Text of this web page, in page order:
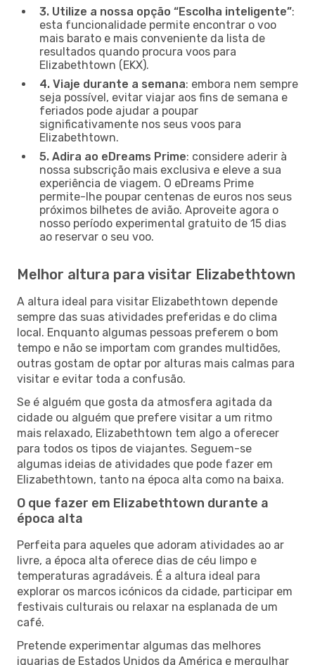
3. Utilize a nossa opção “Escolha inteligente”:
esta funcionalidade permite encontrar o voo
mais barato e mais conveniente da lista de
resultados quando procura voos para
Elizabethtown (EKX).
4. Viaje durante a semana: embora nem sempre
seja possível, evitar viajar aos fins de semana e
feriados pode ajudar a poupar
significativamente nos seus voos para
Elizabethtown.
5. Adira ao eDreams Prime: considere aderir à
nossa subscrição mais exclusiva e eleve a sua
experiência de viagem. O eDreams Prime
permite-lhe poupar centenas de euros nos seus
próximos bilhetes de avião. Aproveite agora o
nosso período experimental gratuito de 15 dias
ao reservar o seu voo.
Melhor altura para visitar Elizabethtown
A altura ideal para visitar Elizabethtown depende
sempre das suas atividades preferidas e do clima
local. Enquanto algumas pessoas preferem o bom
tempo e não se importam com grandes multidões,
outras gostam de optar por alturas mais calmas para
visitar e evitar toda a confusão.
Se é alguém que gosta da atmosfera agitada da
cidade ou alguém que prefere visitar a um ritmo
mais relaxado, Elizabethtown tem algo a oferecer
para todos os tipos de viajantes. Seguem-se
algumas ideias de atividades que pode fazer em
Elizabethtown, tanto na época alta como na baixa.
O que fazer em Elizabethtown durante a
época alta
Perfeita para aqueles que adoram atividades ao ar
livre, a época alta oferece dias de céu limpo e
temperaturas agradáveis. É a altura ideal para
explorar os marcos icónicos da cidade, participar em
festivais culturais ou relaxar na esplanada de um
café.
Pretende experimentar algumas das melhores
iguarias de Estados Unidos da América e mergulhar